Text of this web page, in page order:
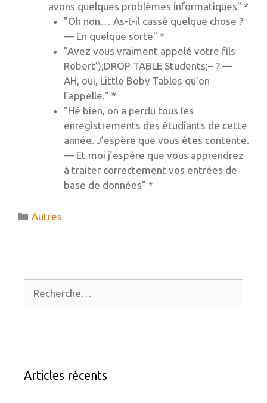
avons quelques problèmes informatiques" *
"Oh non… As-t-il cassé quelque chose ?
— En quelque sorte" *
"Avez vous vraiment appelé votre fils
Robert’);DROP TABLE Students;– ? —
AH, oui, Little Boby Tables qu’on
l’appelle." *
"Hé bien, on a perdu tous les
enregistrements des étudiants de cette
année. J’espère que vous êtes contente.
— Et moi j’espère que vous apprendrez
à traiter correctement vos entrées de
base de données" *
Catégories
Autres
Articles récents